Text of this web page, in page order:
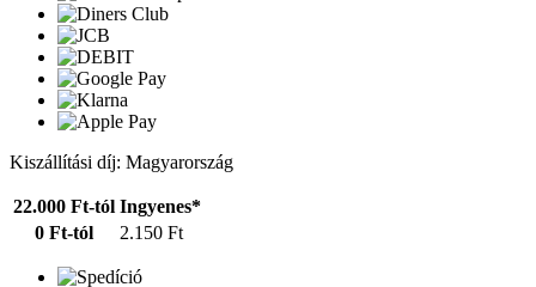
Kiszállítási díj: Magyarország
22.000 Ft-tól Ingyenes*
0 Ft-tól
2.150 Ft